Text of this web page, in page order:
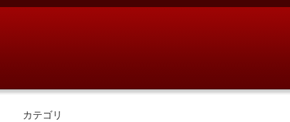
カテゴリ